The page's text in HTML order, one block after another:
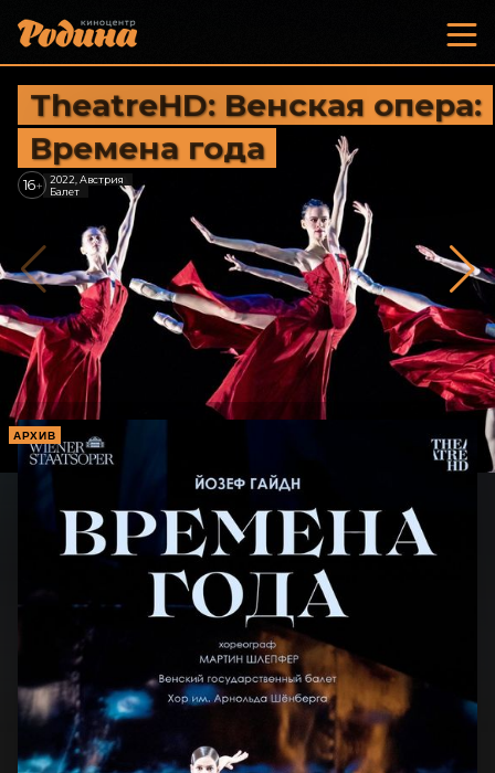
TheatreHD: Венская опера:
Времена года
16+
2022, Австрия
Балет
АРХИВ